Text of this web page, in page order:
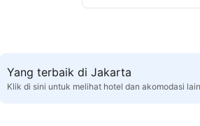
Yang terbaik di Jakarta
Klik di sini untuk melihat hotel dan akomodasi